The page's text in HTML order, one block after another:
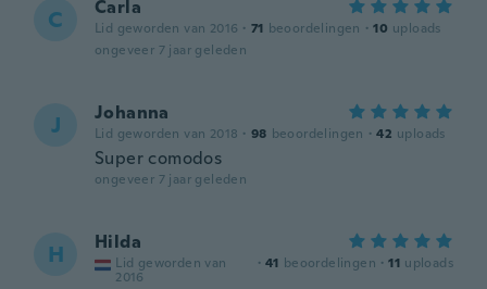
C Carla
Lid geworden van 2016 · 71 beoordelingen · 10 uploads
ongeveer 7 jaar geleden
J Johanna
Lid geworden van 2018 · 98 beoordelingen · 42 uploads
Super comodos
ongeveer 7 jaar geleden
H Hilda
Lid geworden van
2016
· 41 beoordelingen · 11 uploads